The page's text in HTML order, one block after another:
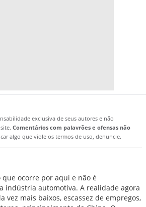
exclusiva de seus autores e não
Comentários com palavrões e ofensas não
algo que viole os termos de uso, denuncie.
que ocorre por aqui e não é
indústria automotiva. A realidade agora
vez mais baixos, escassez de empregos,